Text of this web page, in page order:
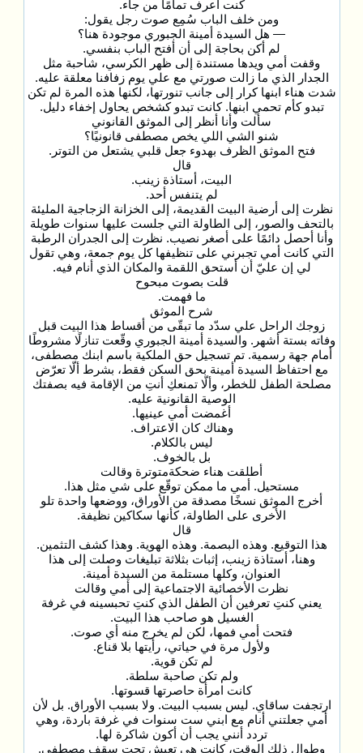
كنت أعرف تمامًا من جاء.
ومن خلف الباب سُمِع صوت رجل يقول:
— هل السيدة أمينة الجبوري موجودة هنا؟
لم أكن بحاجة إلى أن أفتح الباب بنفسي.
وقفت أمي ويدها مستندة إلى ظهر الكرسي، شاحبة مثل
الجدار الذي ما زالت صورتي مع علي يوم زفافنا معلقة عليه.
شدت هناء ابنها كرار إلى جانب تنورتها، لكنها هذه المرة لم تكن
تبدو كأم تحمي ابنها. كانت تبدو كشخص يحاول إخفاء دليل.
سألت وأنا أنظر إلى الموثق القانوني
شنو الشي اللي يخص مصطفى قانونيًا؟
فتح الموثق الظرف بهدوء جعل قلبي يشتعل من التوتر.
قال
البيت، أستاذة زينب.
لم يتنفس أحد.
نظرت إلى أرضية البيت القديمة، إلى الخزانة الزجاجية المليئة
بالتحف والصور، إلى الطاولة التي جلست عليها سنوات طويلة
وأنا أحصل دائمًا على أصغر نصيب. نظرت إلى الجدران الرطبة
التي كانت أمي تجبرني على تنظيفها كل يوم جمعة، وهي تقول
لي إن عليّ أن أستحق اللقمة والمكان الذي أنام فيه.
قلت بصوت مبحوح
ما فهمت.
شرح الموثق
زوجك الراحل علي سدّد ما تبقّى من أقساط هذا البيت قبل
وفاته بستة أشهر. والسيدة أمينة الجبوري وقّعت تنازلًا مشروطًا
أمام جهة رسمية. تم تسجيل حق الملكية باسم ابنك مصطفى،
مع احتفاظ السيدة أمينة بحق السكن فقط، بشرط ألّا تعرّض
مصلحة الطفل للخطر، وألّا تمنعكِ أنتِ من الإقامة فيه بصفتك
الوصية القانونية عليه.
أغمضت أمي عينيها.
وهناك كان الاعتراف.
ليس بالكلام.
بل بالخوف.
أطلقت هناء ضحكةمتوترة وقالت
مستحيل. أمي ما ممكن توقّع على شي مثل هذا.
أخرج الموثق نسخًا مصدقة من الأوراق، ووضعها واحدة تلو
الأخرى على الطاولة، كأنها سكاكين نظيفة.
قال
هذا التوقيع. وهذه البصمة. وهذه الهوية. وهذا كشف التثمين.
وهنا، أستاذة زينب، إثبات بثلاثة تبليغات وصلت إلى هذا
العنوان، وكلها مستلمة من السيدة أمينة.
نظرت الأخصائية الاجتماعية إلى أمي وقالت
يعني كنتِ تعرفين أن الطفل الذي كنتِ تحبسينه في غرفة
الغسيل هو صاحب هذا البيت.
فتحت أمي فمها، لكن لم يخرج منه أي صوت.
ولأول مرة في حياتي، رأيتها بلا قناع.
لم تكن قوية.
ولم تكن صاحبة سلطة.
كانت امرأة حاصرتها قسوتها.
ارتجفت ساقاي. ليس بسبب البيت. ولا بسبب الأوراق. بل لأن
أمي جعلتني أنام مع ابني ست سنوات في غرفة باردة، وهي
تردد أنني يجب أن أكون شاكرة لها.
وطوال ذلك الوقت، كانت هي تعيش تحت سقف مصطفى.